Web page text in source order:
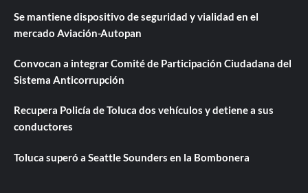
Se mantiene dispositivo de seguridad y vialidad en el
mercado Aviación-Autopan
Convocan a integrar Comité de Participación Ciudadana del
Sistema Anticorrupción
Recupera Policía de Toluca dos vehículos y detiene a sus
conductores
Toluca superó a Seattle Sounders en la Bombonera